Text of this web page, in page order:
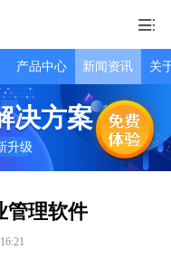
产品中心 新闻资讯 关
决方案
升级
管理软件